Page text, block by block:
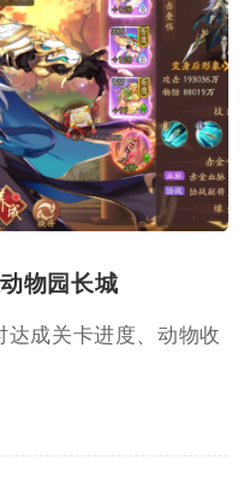
物园长城
成关卡进度、动物收